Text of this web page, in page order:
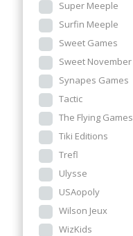
Super Meeple
Surfin Meeple
Sweet Games
Sweet November
Synapes Games
Tactic
The Flying Games
Tiki Editions
Trefl
Ulysse
USAopoly
Wilson Jeux
WizKids